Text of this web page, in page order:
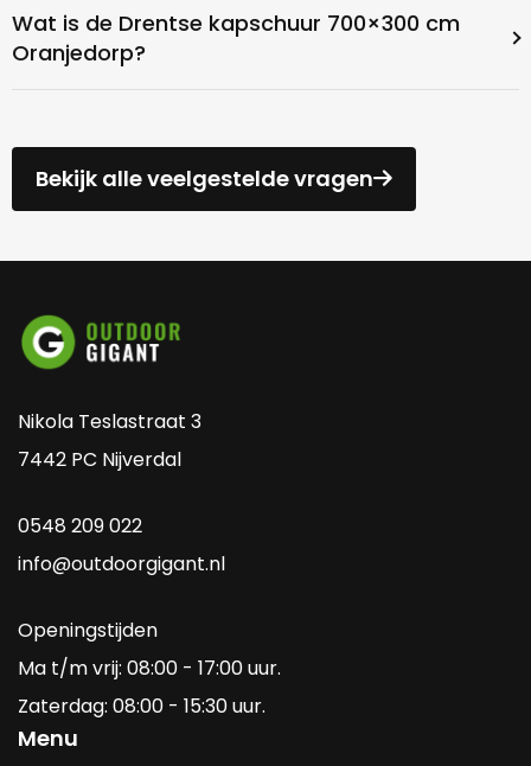
Wat is de Drentse kapschuur 700×300 cm
Oranjedorp?
Bekijk alle veelgestelde vragen
Nikola Teslastraat 3
7442 PC Nijverdal
0548 209 022
info@outdoorgigant.nl
Openingstijden
Ma t/m vrij: 08:00 - 17:00 uur.
Zaterdag: 08:00 - 15:30 uur.
Menu